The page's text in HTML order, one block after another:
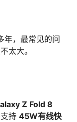
年，最常见的问
太大。
Z Fold 8
支持45W有线快